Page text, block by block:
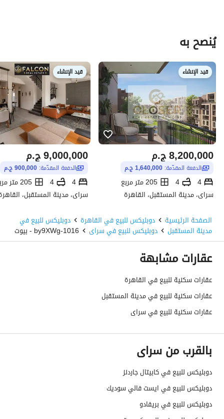
يُنصح به
قيد الإنشاء
ج.م8,200,000
الدفعة المقدّمة: 1,640,000 ج.م
4
4
205 متر مربع
سراى، مدينة المستقبل، القاهرة
قيد الإنشاء
ج.م9,000,000
الدفعة المقدّمة: 900,000 ج.م
4
4
205 متر مربع
سراى، مدينة المستقبل،
الصفحة الرئيسية
دوبليكس للبيع في القاهرة دوبليكس للبيع في
مدينة المستقبل دوبليكس للبيع في سراى 1016-by9XWg - بيوت
عقارات مشابهة
عقارات سكنية للبيع في القاهرة
عقارات سكنية للبيع في مدينة المستقبل
عقارات سكنية للبيع في سراى
بالقرب من سراى
دوبليكس للبيع في كابيتال جاردنز
دوبليكس للبيع في ايست فالي سوديك
دوبليكس للبيع في بريفادو